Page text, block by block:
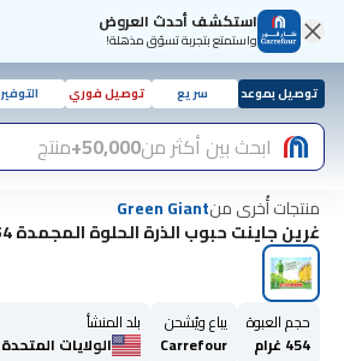
استكشف أحدث العروض
واستمتع بتجربة تسوّق مذهلة!
توصيل بموعد سريع توصيل فوري التوفير
ابحث بين أكثر من50,000+ منتج
منتجات أُخرى منGreen Giant
غرين جاينت حبوب الذرة الحلوة المجمدة 454 غرام
حجم العبوة
454 غرام
يباع ويُشحن
Carrefour
بلد المنشأ
الولايات المتحدة